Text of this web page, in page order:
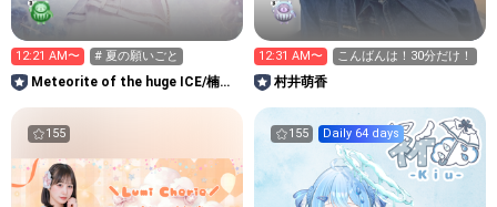
12:21 AM〜 # 夏の願いごと
Meteorite of the huge ICE/楠木
12:31 AM〜 こんばんは！30分だけ！
村井萌香
155 155 Daily 64 days